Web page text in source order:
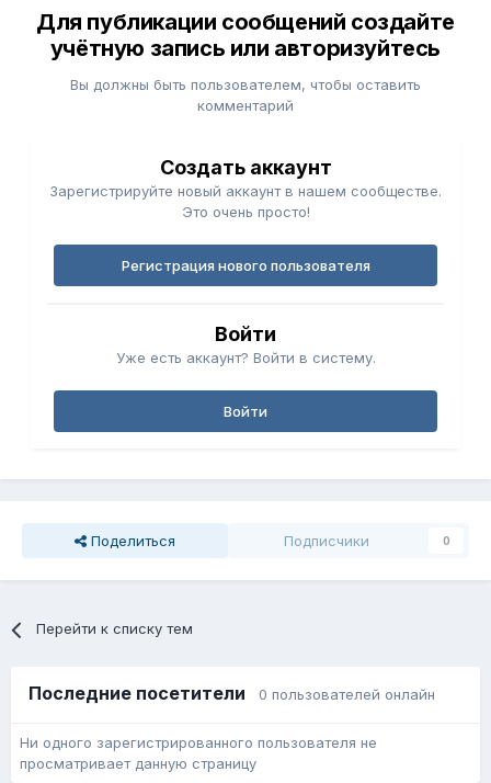
Для публикации сообщений создайте
учётную запись или авторизуйтесь
Вы должны быть пользователем, чтобы оставить
комментарий
Создать аккаунт
Зарегистрируйте новый аккаунт в нашем сообществе.
Это очень просто!
Регистрация нового пользователя
Войти
Уже есть аккаунт? Войти в систему.
Войти
Поделиться Подписчики 0
Перейти к списку тем
Последние посетители 0 пользователей онлайн
Ни одного зарегистрированного пользователя не
просматривает данную страницу